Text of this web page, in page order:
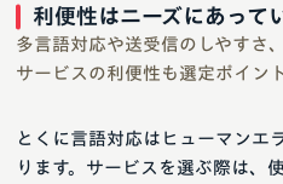
利便性はニーズにあって
多言語対応や送受信のしやすさ
サービスの利便性も選定ポイン
とくに言語対応はヒューマンエ
ります。サービスを選ぶ際は、